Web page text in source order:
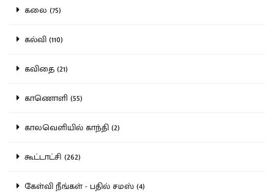
கலை (75)
கல்வி (110)
கவிதை (21)
காணொளி (55)
காலவெளியில் காந்தி (2)
கூட்டாட்சி (262)
கேள்வி நீங்கள் - பதில் சமஸ் (4)